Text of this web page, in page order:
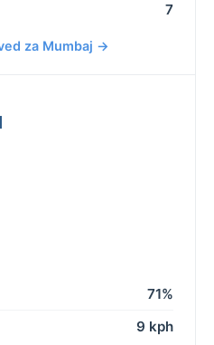
7
za Mumbaj →
71%
9 kph